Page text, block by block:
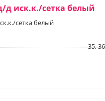
д иск.к./сетка белый
сетка белый
35,